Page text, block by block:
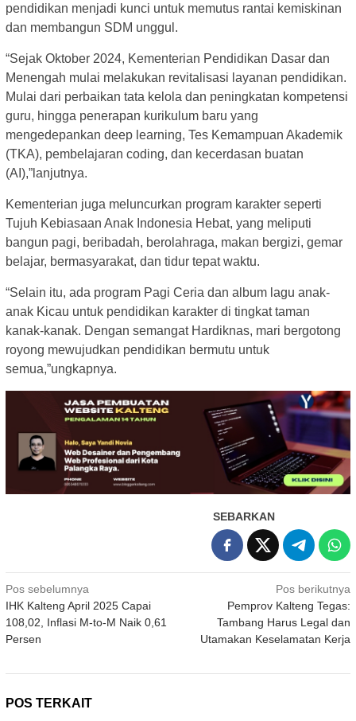
pendidikan menjadi kunci untuk memutus rantai kemiskinan
dan membangun SDM unggul.
“Sejak Oktober 2024, Kementerian Pendidikan Dasar dan
Menengah mulai melakukan revitalisasi layanan pendidikan.
Mulai dari perbaikan tata kelola dan peningkatan kompetensi
guru, hingga penerapan kurikulum baru yang
mengedepankan deep learning, Tes Kemampuan Akademik
(TKA), pembelajaran coding, dan kecerdasan buatan
(AI),”lanjutnya.
Kementerian juga meluncurkan program karakter seperti
Tujuh Kebiasaan Anak Indonesia Hebat, yang meliputi
bangun pagi, beribadah, berolahraga, makan bergizi, gemar
belajar, bermasyarakat, dan tidur tepat waktu.
“Selain itu, ada program Pagi Ceria dan album lagu anak-
anak Kicau untuk pendidikan karakter di tingkat taman
kanak-kanak. Dengan semangat Hardiknas, mari bergotong
royong mewujudkan pendidikan bermutu untuk
semua,”ungkapnya.
SEBARKAN
Navigasi
pos
Pos sebelumnya
IHK Kalteng April 2025 Capai
108,02, Inflasi M-to-M Naik 0,61
Persen
Pos berikutnya
Pemprov Kalteng Tegas:
Tambang Harus Legal dan
Utamakan Keselamatan Kerja
POS TERKAIT